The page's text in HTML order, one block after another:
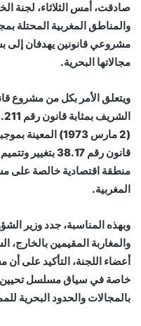
إلكترونيا
صادقت، أمس الثلاثاء، لجنة
والمناطق المغربية المحتلة
مشروعي قانونين يهدفان إلى
مجالاتها البحرية.
(2 مارس 1973)
المغربية.
وبهذه المناسبة، جدد وزير
والمغاربة المقيمين بالخارج،
أعضاء اللجنة، التأكيد على
خاصة في سياق مسلسل تحيين
بالمجالات والحدود البحرية